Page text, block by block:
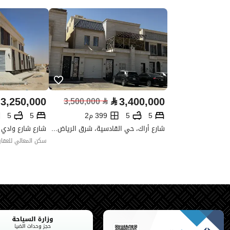
واجهة العقار
جنوبية
حدود واطوال العقار -
الضمانات والمدة
-
قنوات الاعلان
منصة مرخصة ،لوحة اعلانية
حدود العقار/الملكية
الشمالي
الجنوبي
⃁3,400,000
⃁
3,500,000
5
5
399 م2
شارع أراك، حي القادسية، شرق الرياض، الرياض
3,250,000
5
5
سكن المعالي